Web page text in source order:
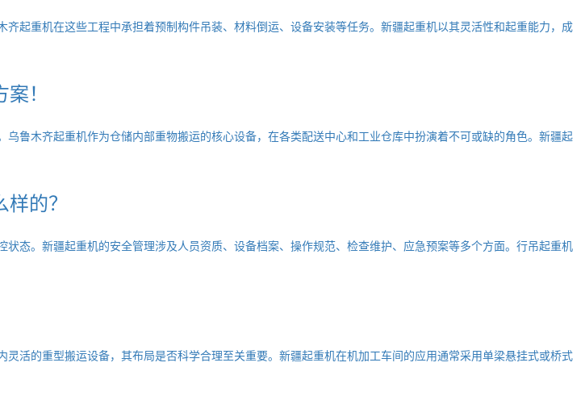
起重机在这些工程中承担着预制构件吊装、材料倒运、设备安装等任务。新疆起重机以其灵活性和起重能力，成
！
鲁木齐起重机作为仓储内部重物搬运的核心设备，在各类配送中心和工业仓库中扮演着不可或缺的角色。新疆起
的？
态。新疆起重机的安全管理涉及人员资质、设备档案、操作规范、检查维护、应急预案等多个方面。行吊起重机
活的重型搬运设备，其布局是否科学合理至关重要。新疆起重机在机加工车间的应用通常采用单梁悬挂式或桥式